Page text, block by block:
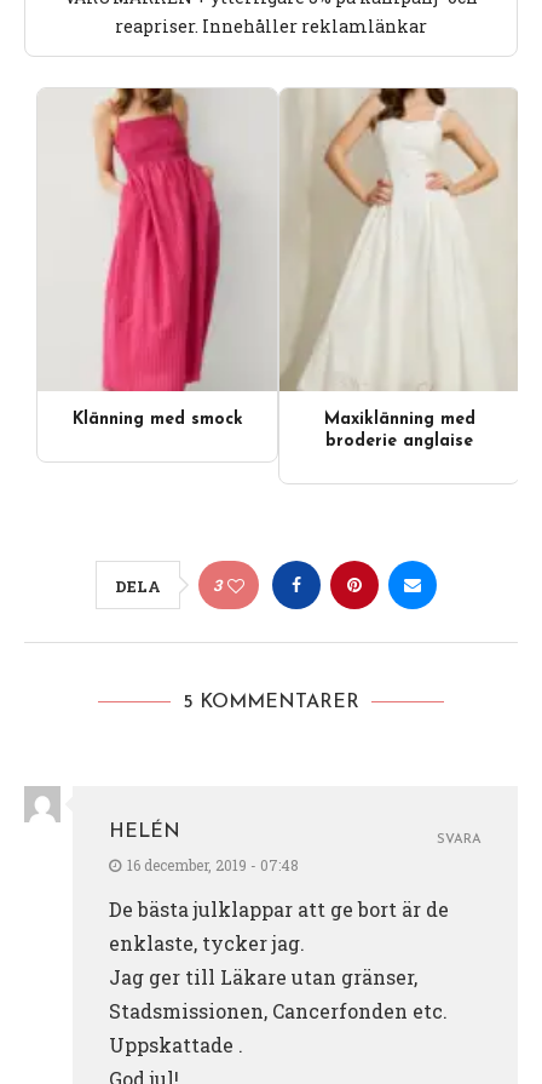
reapriser. Innehåller reklamlänkar
Klänning med smock
Maxiklänning med
broderie anglaise
DELA 3
5 KOMMENTARER
HELÉN
16 december, 2019 - 07:48
De bästa julklappar att ge bort är de
enklaste, tycker jag.
Jag ger till Läkare utan gränser,
Stadsmissionen, Cancerfonden etc.
Uppskattade .
God jul!
SVARA